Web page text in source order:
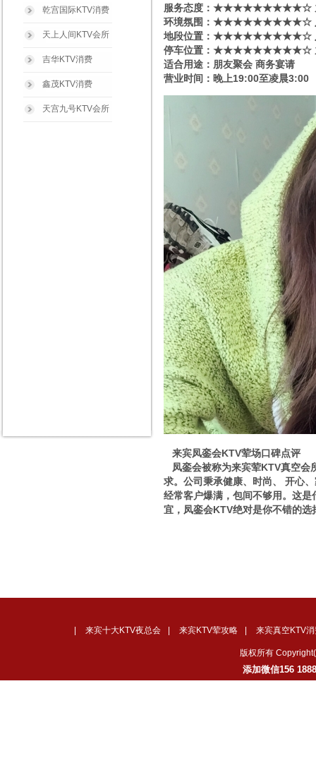
乾宫国际KTV消费
天上人间KTV会所
吉华KTV消费
鑫茂KTV消费
天宫九号KTV会所
服务态度：★★★★★★★★★☆
环境氛围：★★★★★★★★★☆
地段位置：★★★★★★★★★☆
停车位置：★★★★★★★★★☆
适合用途：朋友聚会 商务宴请
营业时间：晚上19:00至凌晨3:00
来宾凤銮会KTV荤场口碑点评
凤銮会被称为来宾荤KTV真空会
求。公司秉承健康、时尚、 开心
经常客户爆满，包间不够用。这
宜，凤銮会KTV绝对是你不错的选
来宾十大KTV夜总会 来宾KTV荤攻略 来宾真空KTV
版权所有
添加微信156